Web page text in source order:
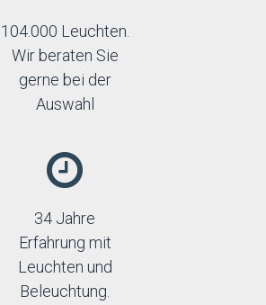
104.000 Leuchten.
Wir beraten Sie
gerne bei der
Auswahl
34 Jahre
Erfahrung mit
Leuchten und
Beleuchtung.